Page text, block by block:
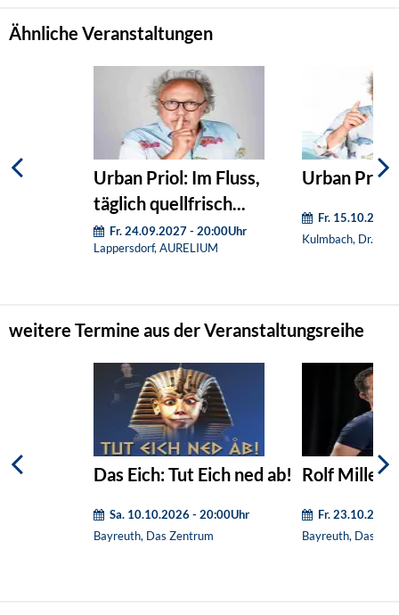
Ähnliche Veranstaltungen
Urban Priol: Im Fluss,
täglich quellfrisch...
Fr. 24.09.2027 - 20:00Uhr
Lappersdorf, AURELIUM
Urban Priol:
Fr.
Kulmbach, Dr.-
weitere Termine aus der Veranstaltungsreihe
Das Eich: Tut Eich ned ab!
Sa. 10.10.2026 - 20:00Uhr
Bayreuth, Das Zentrum
Rolf Miller:
Fr.
Bayreuth, Das